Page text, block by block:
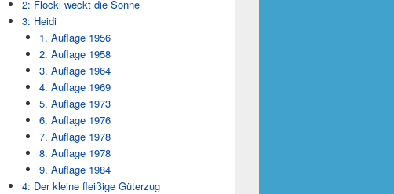
2: Flocki weckt die Sonne
3: Heidi
1. Auflage 1956
2. Auflage 1958
3. Auflage 1964
4. Auflage 1969
5. Auflage 1973
6. Auflage 1976
7. Auflage 1978
8. Auflage 1978
9. Auflage 1984
4: Der kleine fleißige Güterzug